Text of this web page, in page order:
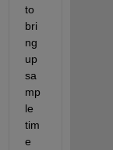
to
bri
ng
up
sa
mp
le
tim
e